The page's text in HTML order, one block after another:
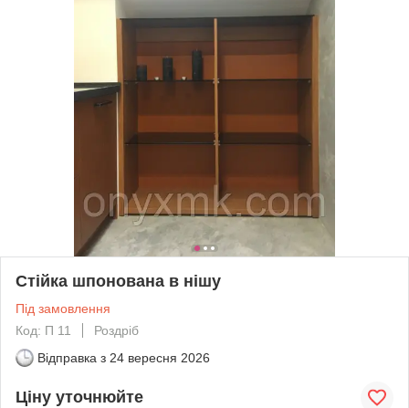
Стійка шпонована в нішу
Під замовлення
Код: П 11
Роздріб
Відправка з 24 вересня 2026
Ціну уточнюйте